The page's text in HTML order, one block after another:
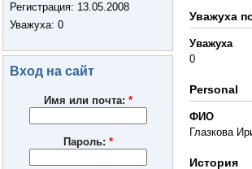
Регистрация: 13.05.2008
Уважуха: 0
Вход на сайт
Имя или почта: *
Пароль: *
Уважуха
Уважуха
0
Personal
ФИО
Глазкова
История